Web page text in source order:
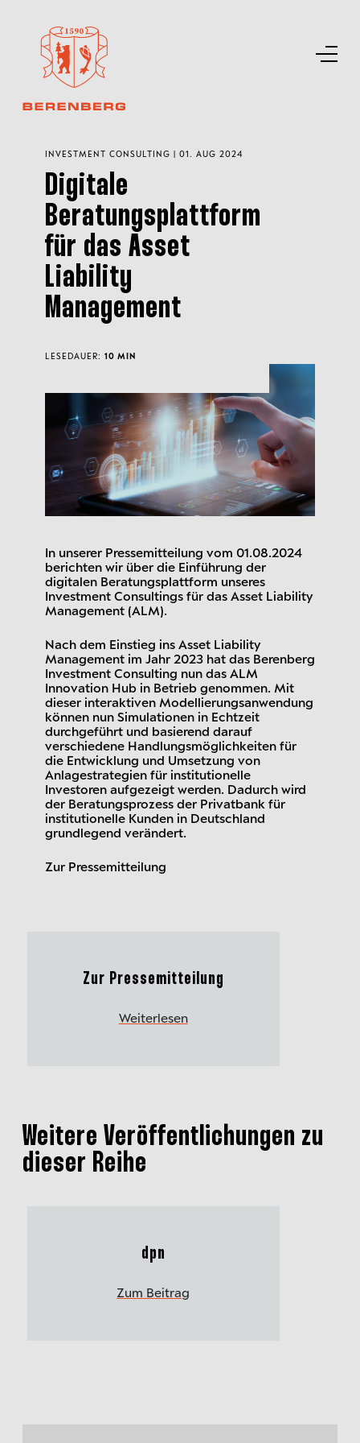
In unserer Pressemitteilung vom 01.08.2024
berichten wir über die Einführung der
digitalen Beratungsplattform unseres
Investment Consultings für das Asset Liability
Management (ALM).
Nach dem Einstieg ins Asset Liability
Management im Jahr 2023 hat das Berenberg
Investment Consulting nun das ALM
Innovation Hub in Betrieb genommen. Mit
dieser interaktiven Modellierungsanwendung
können nun Simulationen in Echtzeit
durchgeführt und basierend darauf
verschiedene Handlungsmöglichkeiten für
die Entwicklung und Umsetzung von
Anlagestrategien für institutionelle
Investoren aufgezeigt werden. Dadurch wird
der Beratungsprozess der Privatbank für
institutionelle Kunden in Deutschland
grundlegend verändert.
Zur Pressemitteilung
INVESTMENT CONSULTING | 01. AUG 2024
Digitale
Beratungsplattform
für das Asset
Liability
Management
LESEDAUER: 10 MIN
Zur Pressemitteilung
Weiterlesen
Weitere Veröffentlichungen zu
dieser Reihe
dpn
Zum Beitrag